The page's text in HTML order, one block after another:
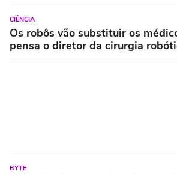
CIÊNCIA
Os robôs vão substituir os
pensa o diretor da cirurgia
BYTE